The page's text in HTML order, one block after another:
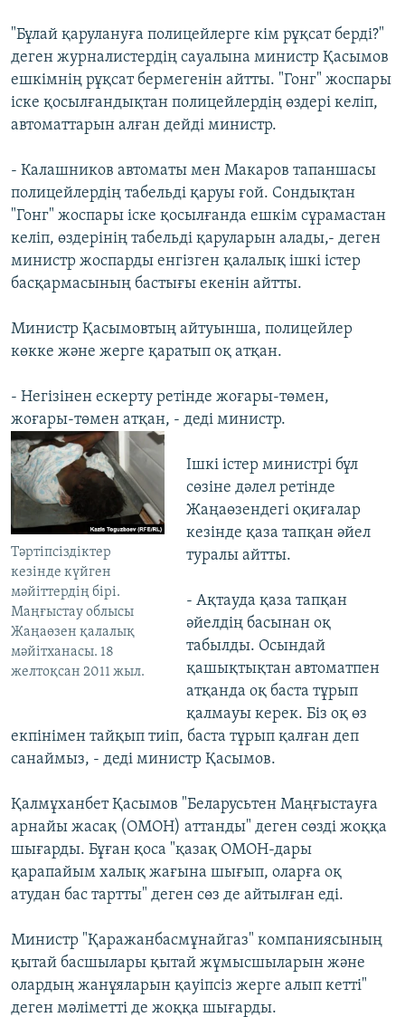
"Бұлай қарулануға полицейлерге кім рұқсат берді?"
деген журналистердің сауалына министр Қасымов
ешкімнің рұқсат бермегенін айтты. "Гонг" жоспары
іске қосылғандықтан полицейлердің өздері келіп,
автоматтарын алған дейді министр.
- Калашников автоматы мен Макаров тапаншасы
полицейлердің табельді қаруы ғой. Сондықтан
"Гонг" жоспары іске қосылғанда ешкім сұрамастан
келіп, өздерінің табельді қаруларын алады,- деген
министр жоспарды енгізген қалалық ішкі істер
басқармасының бастығы екенін айтты.
Министр Қасымовтың айтуынша, полицейлер
көкке және жерге қаратып оқ атқан.
- Негізінен ескерту ретінде жоғары-төмен,
жоғары-төмен атқан, - деді министр.
Тәртіпсіздіктер
кезінде күйген
мәйіттердің бірі.
Маңғыстау облысы
Жаңаөзен қалалық
мәйітханасы. 18
желтоқсан 2011 жыл.
Ішкі істер министрі бұл
сөзіне дәлел ретінде
Жаңаөзендегі оқиғалар
кезінде қаза тапқан әйел
туралы айтты.
- Ақтауда қаза тапқан
әйелдің басынан оқ
табылды. Осындай
қашықтықтан автоматпен
атқанда оқ баста тұрып
қалмауы керек. Біз оқ өз
екпінімен тайқып тиіп, баста тұрып қалған деп
санаймыз, - деді министр Қасымов.
Қалмұханбет Қасымов "Беларусьтен Маңғыстауға
арнайы жасақ (ОМОН) аттанды" деген сөзді жоққа
шығарды. Бұған қоса "қазақ ОМОН-дары
қарапайым халық жағына шығып, оларға оқ
атудан бас тартты" деген сөз де айтылған еді.
Министр "Қаражанбасмұнайгаз" компаниясының
қытай басшылары қытай жұмысшыларын және
олардың жанұяларын қауіпсіз жерге алып кетті"
деген мәліметті де жоққа шығарды.